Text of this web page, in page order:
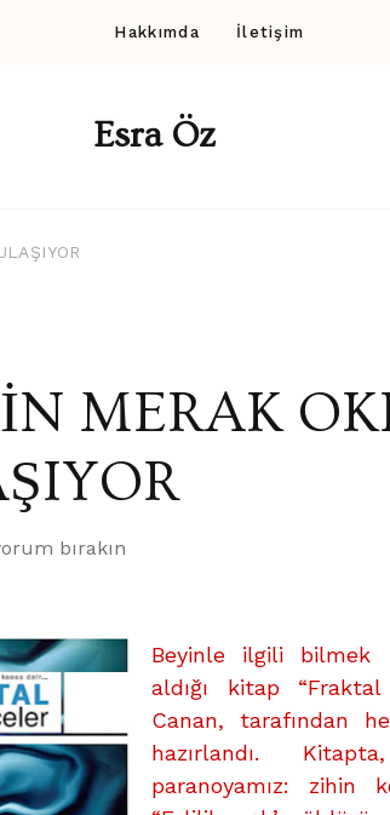
Hakkımda İletişim
Esra Öz
MERAK
bırakın
Beyinle ilgili bilmek
aldığı kitap
Canan, tarafından
hazırlandı.
paranoyamız: zihin